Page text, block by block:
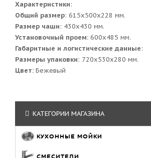
Характеристики:
Общий размер: 615x500x228 мм.
Размер чаши: 430x430 мм.
Установочный проем: 600x485 мм.
Габаритные и логистические данные:
Размеры упаковки: 720x530x280 мм.
Цвет: Бежевый
КАТЕГОРИИ МАГАЗИНА
КУХОННЫЕ МОЙКИ